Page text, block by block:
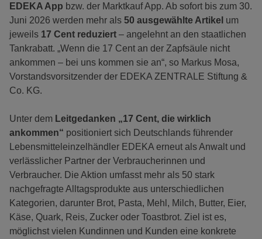
EDEKA App bzw. der Marktkauf App. Ab sofort bis zum 30.
Juni 2026 werden mehr als 50 ausgewählte Artikel um
jeweils 17 Cent reduziert – angelehnt an den staatlichen
Tankrabatt. „Wenn die 17 Cent an der Zapfsäule nicht
ankommen – bei uns kommen sie an“, so Markus Mosa,
Vorstandsvorsitzender der EDEKA ZENTRALE Stiftung &
Co. KG.
Unter dem Leitgedanken „17 Cent, die wirklich
ankommen“ positioniert sich Deutschlands führender
Lebensmitteleinzelhändler EDEKA erneut als Anwalt und
verlässlicher Partner der Verbraucherinnen und
Verbraucher. Die Aktion umfasst mehr als 50 stark
nachgefragte Alltagsprodukte aus unterschiedlichen
Kategorien, darunter Brot, Pasta, Mehl, Milch, Butter, Eier,
Käse, Quark, Reis, Zucker oder Toastbrot. Ziel ist es,
möglichst vielen Kundinnen und Kunden eine konkrete